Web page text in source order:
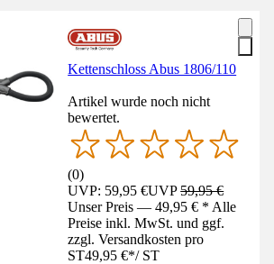
Kettenschloss Abus 1806/110
Artikel wurde noch nicht
bewertet.
(0)
UVP: 59,95 €UVP59,95 €
Unser Preis — 49,95 € * Alle
Preise inkl. MwSt. und ggf.
zzgl. Versandkosten pro
ST49,95 €*/ ST